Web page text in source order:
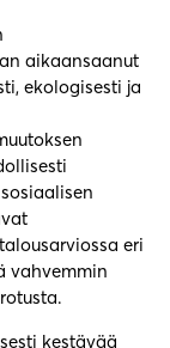
aikaansaanut
ekologisesti ja
eri
vahvemmin
kestävää